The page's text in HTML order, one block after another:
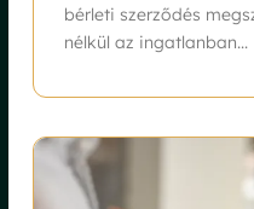
bérleti szerződés
nélkül az ingatlanban...